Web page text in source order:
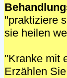
"praktiziere
sie heilen
"Kranke mit
Erzählen